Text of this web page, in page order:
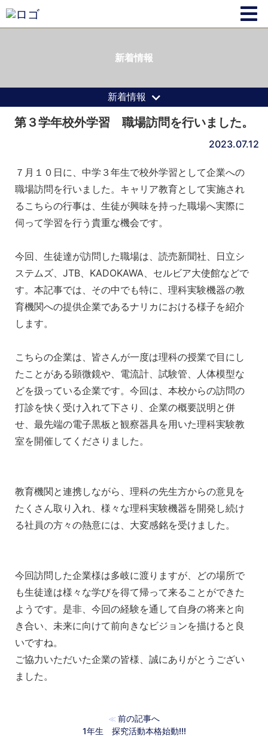
新着情報
新着情報
第３学年校外学習 職場訪問を行いました。
2023.07.12
７月１０日に、中学３年生で校外学習として企業への
職場訪問を行いました。キャリア教育として実施され
るこちらの行事は、生徒が興味を持った職場へ実際に
伺って学習を行う貴重な機会です。
今回、生徒達が訪問した職場は、読売新聞社、日立シ
ステムズ、JTB、KADOKAWA、セルビア大使館などで
す。本記事では、その中でも特に、理科実験機器の教
育機関への提供企業であるナリカにおける様子を紹介
します。
こちらの企業は、皆さんが一度は理科の授業で目にし
たことがある顕微鏡や、電流計、試験管、人体模型な
どを扱っている企業です。今回は、本校からの訪問の
打診を快く受け入れて下さり、企業の概要説明と併
せ、最先端の電子黒板と観察器具を用いた理科実験教
室を開催してくださりました。
教育機関と連携しながら、理科の先生方からの意見を
たくさん取り入れ、様々な理科実験機器を開発し続け
る社員の方々の熱意には、大変感銘を受けました。
今回訪問した企業様は多岐に渡りますが、どの場所で
も生徒達は様々な学びを得て帰って来ることができた
ようです。是非、今回の経験を通して自身の将来と向
き合い、未来に向けて前向きなビジョンを描けると良
いですね。
ご協力いただいた企業の皆様、誠にありがとうござい
ました。
≪ 前の記事へ
1年生 探究活動本格始動!!!